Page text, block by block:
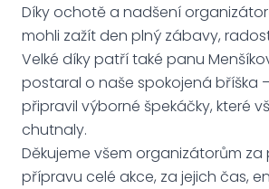
Díky ochotě a nadšení
mohli zažít den plný zábavy,
Velké díky patří také panu
postaral o naše spokojená bříška
připravil výborné špekáčky, které
chutnaly.
Děkujeme všem organizátorům za
přípravu celé akce, za jejich čas,